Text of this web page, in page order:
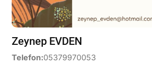
Zeynep EVDEN
Telefon:05379970053